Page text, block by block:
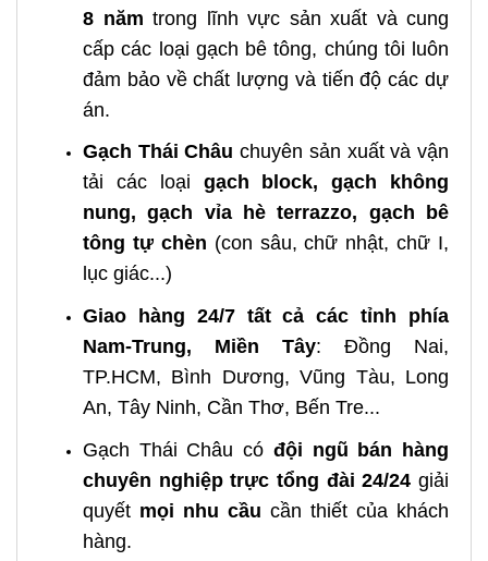
8 năm trong lĩnh vực sản xuất và cung
cấp các loại gạch bê tông, chúng tôi luôn
đảm bảo về chất lượng và tiến độ các dự
án.
Gạch Thái Châuchuyên sản xuất và vận
tải các loại gạch block, gạch không
nung, gạch vỉa hè terrazzo, gạch bê
tông tự chèn (con sâu, chữ nhật, chữ I,
lục giác...)
Giao hàng 24/7 tất cả các tỉnh phía
Nam-Trung, Miền Tây: Đồng Nai,
TP.HCM, Bình Dương, Vũng Tàu, Long
An, Tây Ninh, Cần Thơ, Bến Tre...
Gạch Thái Châu có đội ngũ bán hàng
chuyên nghiệp trực tổng đài 24/24 giải
quyết mọi nhu cầu cần thiết của khách
hàng.